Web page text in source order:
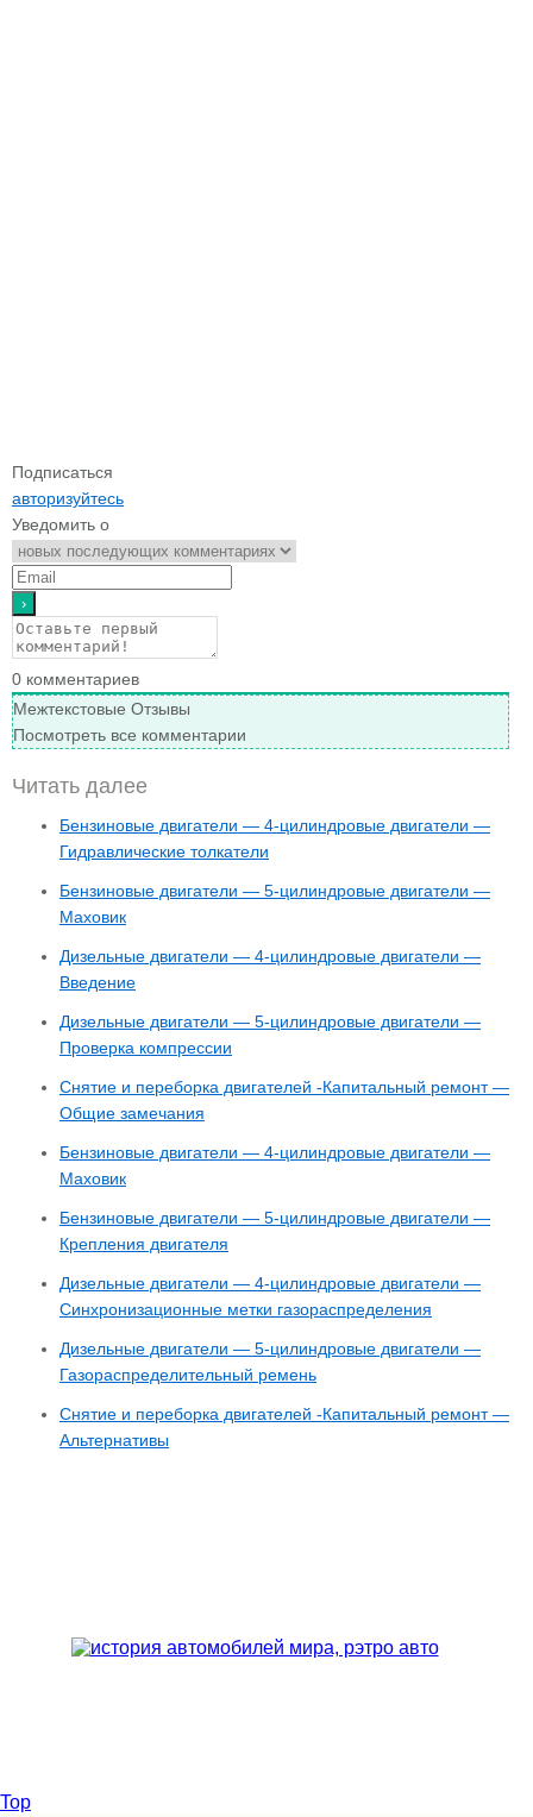
Подписаться
авторизуйтесь
Уведомить о
0 комментариев
Межтекстовые Отзывы
Посмотреть все комментарии
Читать далее
Бензиновые двигатели — 4-цилиндровые двигатели —
Гидравлические толкатели
Бензиновые двигатели — 5-цилиндровые двигатели —
Маховик
Дизельные двигатели — 4-цилиндровые двигатели —
Введение
Дизельные двигатели — 5-цилиндровые двигатели —
Проверка компрессии
Снятие и переборка двигателей -Капитальный ремонт —
Общие замечания
Бензиновые двигатели — 4-цилиндровые двигатели —
Маховик
Бензиновые двигатели — 5-цилиндровые двигатели —
Крепления двигателя
Дизельные двигатели — 4-цилиндровые двигатели —
Синхронизационные метки газораспределения
Дизельные двигатели — 5-цилиндровые двигатели —
Газораспределительный ремень
Снятие и переборка двигателей -Капитальный ремонт —
Альтернативы
Top